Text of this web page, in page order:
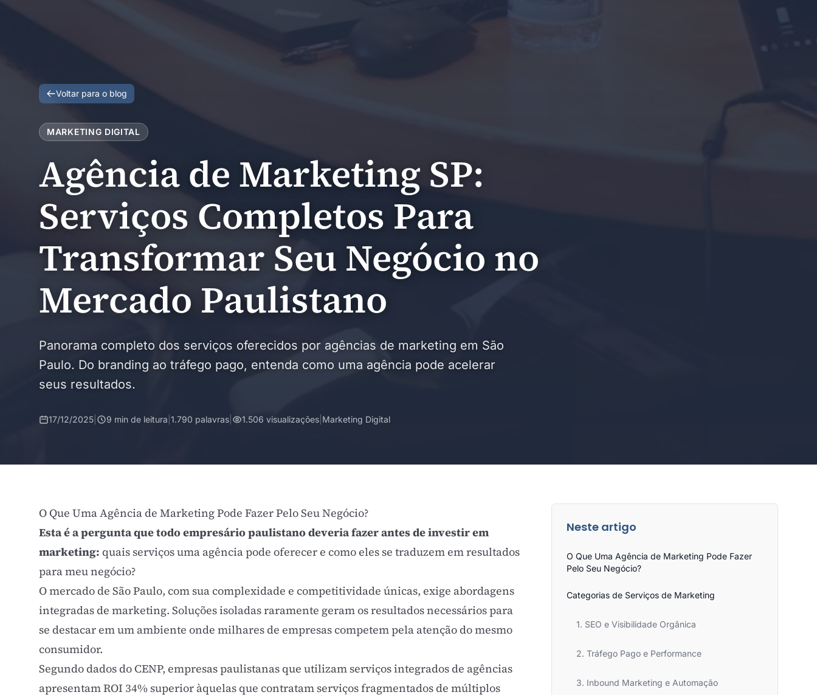
Voltar para o blog
MARKETING DIGITAL
Agência de Marketing SP:
Serviços Completos Para
Transformar Seu Negócio no
Mercado Paulistano
Panorama completo dos serviços oferecidos por agências de marketing em São
Paulo. Do branding ao tráfego pago, entenda como uma agência pode acelerar
seus resultados.
17/12/2025 9 min de leitura 1.790 palavras 1.506 visualizações Marketing Digital
O Que Uma Agência de Marketing Pode Fazer Pelo Seu Negócio?
Esta é a pergunta que todo empresário paulistano deveria fazer antes de investir em
marketing: quais serviços uma agência pode oferecer e como eles se traduzem em resultados
para meu negócio?
O mercado de São Paulo, com sua complexidade e competitividade únicas, exige abordagens
integradas de marketing. Soluções isoladas raramente geram os resultados necessários para
se destacar em um ambiente onde milhares de empresas competem pela atenção do mesmo
consumidor.
Segundo dados do CENP, empresas paulistanas que utilizam serviços integrados de agências
apresentamROI 34% superior àquelas que contratam serviços fragmentados de múltiplos
Neste artigo
O Que Uma Agência de Marketing Pode Fazer
Pelo Seu Negócio?
Categorias de Serviços de Marketing
1. SEO e Visibilidade Orgânica
2. Tráfego Pago e Performance
3. Inbound Marketing e Automação